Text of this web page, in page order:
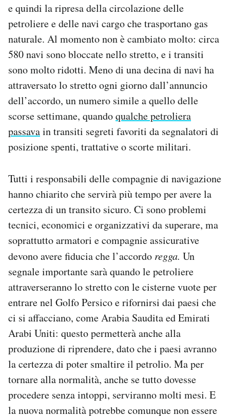
Hai bisogno di aiuto?
Esci
e quindi la ripresa della circolazione delle
petroliere e delle navi cargo che trasportano gas
naturale. Al momento non è cambiato molto: circa
580 navi sono bloccate nello stretto, e i transiti
sono molto ridotti. Meno di una decina di navi ha
attraversato lo stretto ogni giorno dall’annuncio
dell’accordo, un numero simile a quello delle
scorse settimane, quandoqualche petroliera
passavain transiti segreti favoriti da segnalatori di
posizione spenti, trattative o scorte militari.
Tutti i responsabili delle compagnie di navigazione
hanno chiarito che servirà più tempo per avere la
certezza di un transito sicuro. Ci sono problemi
tecnici, economici e organizzativi da superare, ma
soprattutto armatori e compagnie assicurative
devono avere fiducia che l’accordo regga. Un
segnale importante sarà quando le petroliere
attraverseranno lo stretto con le cisterne vuote per
entrare nel Golfo Persico e rifornirsi dai paesi che
ci si affacciano, come Arabia Saudita ed Emirati
Arabi Uniti: questo permetterà anche alla
produzione di riprendere, dato che i paesi avranno
la certezza di poter smaltire il petrolio. Ma per
tornare alla normalità, anche se tutto dovesse
procedere senza intoppi, serviranno molti mesi. E
la nuova normalità potrebbe comunque non essere